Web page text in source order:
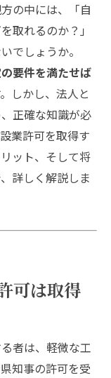
の中には、「自
取れるのか？」
でしょうか。
要件を満たせば
しかし、法人と
正確な知識が必
業許可を取得す
ット、そして将
詳しく解説しま
可は取得
者は、軽微な工
知事の許可を受